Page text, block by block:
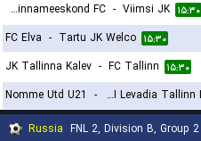
Maardu Linnameeskond FC
- Viimsi JK ۱۵:۳۰
FC Elva - Tartu JK Welco ۱۵:۳۰
JK Tallinna Kalev - FC Tallinn ۱۵:۳۰
Nomme Utd U21 - FCI Levadia Tallinn II
Russia FNL 2, Division B, Group 2